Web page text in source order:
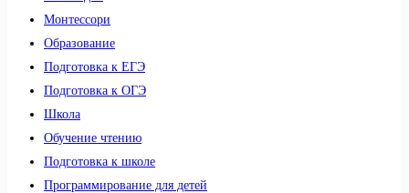
Монтессори
Образование
Подготовка к ЕГЭ
Подготовка к ОГЭ
Школа
Обучение чтению
Подготовка к школе
Программирование для детей